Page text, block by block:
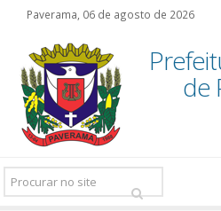
Paverama, 06 de agosto de 2026
de
Pesquisar: